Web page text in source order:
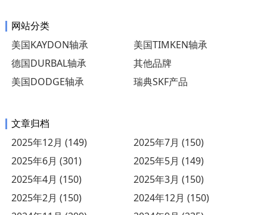
网站分类
美国KAYDON轴承
美国TIMKEN轴承
德国DURBAL轴承
其他品牌
美国DODGE轴承
瑞典SKF产品
文章归档
2025年12月 (149)
2025年7月 (150)
2025年6月 (301)
2025年5月 (149)
2025年4月 (150)
2025年3月 (150)
2025年2月 (150)
2024年12月 (150)